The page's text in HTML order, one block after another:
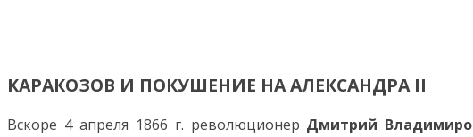
КАРАКОЗОВ И ПОКУШЕНИЕ НА АЛЕКСАНДРА II
Вскоре 4 апреля 1866 г. революционер Дмитрий